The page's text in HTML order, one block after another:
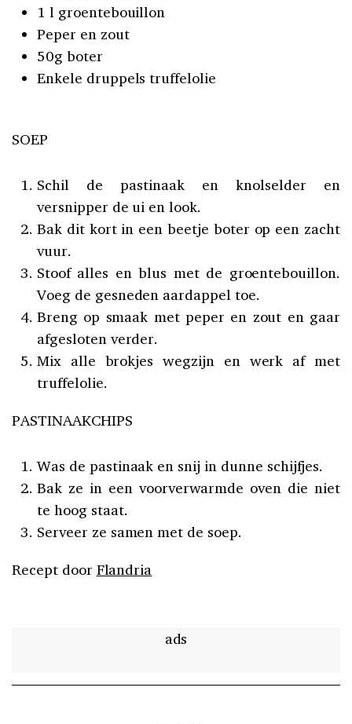
1 l groentebouillon
Peper en zout
50g boter
Enkele druppels truffelolie
SOEP
Schil de pastinaak en knolselder en
versnipper de ui en look.
Bak dit kort in een beetje boter op een zacht
vuur.
Stoof alles en blus met de groentebouillon.
Voeg de gesneden aardappel toe.
Breng op smaak met peper en zout en gaar
afgesloten verder.
Mix alle brokjes wegzijn en werk af met
truffelolie.
PASTINAAKCHIPS
Was de pastinaak en snij in dunne schijfjes.
Bak ze in een voorverwarmde oven die niet
te hoog staat.
Serveer ze samen met de soep.
Recept door Flandria
ads